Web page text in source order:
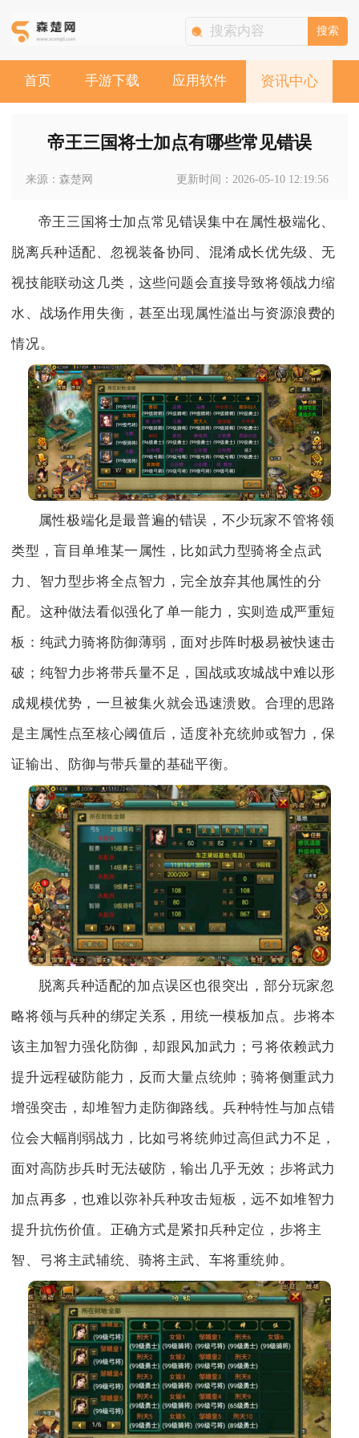
搜索
首页 手游下载 应用软件 资讯中心
帝王三国将士加点有哪些常见错误
来源：森楚网 更新时间：2026-05-10 12:19:56
帝王三国将士加点常见错误集中在属性极端化、
脱离兵种适配、忽视装备协同、混淆成长优先级、无
视技能联动这几类，这些问题会直接导致将领战力缩
水、战场作用失衡，甚至出现属性溢出与资源浪费的
情况。
属性极端化是最普遍的错误，不少玩家不管将领
类型，盲目单堆某一属性，比如武力型骑将全点武
力、智力型步将全点智力，完全放弃其他属性的分
配。这种做法看似强化了单一能力，实则造成严重短
板：纯武力骑将防御薄弱，面对步阵时极易被快速击
破；纯智力步将带兵量不足，国战或攻城战中难以形
成规模优势，一旦被集火就会迅速溃败。合理的思路
是主属性点至核心阈值后，适度补充统帅或智力，保
证输出、防御与带兵量的基础平衡。
脱离兵种适配的加点误区也很突出，部分玩家忽
略将领与兵种的绑定关系，用统一模板加点。步将本
该主加智力强化防御，却跟风加武力；弓将依赖武力
提升远程破防能力，反而大量点统帅；骑将侧重武力
增强突击，却堆智力走防御路线。兵种特性与加点错
位会大幅削弱战力，比如弓将统帅过高但武力不足，
面对高防步兵时无法破防，输出几乎无效；步将武力
加点再多，也难以弥补兵种攻击短板，远不如堆智力
提升抗伤价值。正确方式是紧扣兵种定位，步将主
智、弓将主武辅统、骑将主武、车将重统帅。